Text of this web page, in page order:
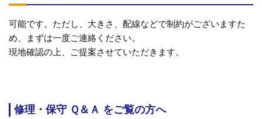
可能です。ただし、大きさ、配線などで制約がございますた
め、まずは一度ご連絡ください。
現地確認の上、ご提案させていただきます。
修理・保守 Ｑ＆Ａ をご覧の方へ